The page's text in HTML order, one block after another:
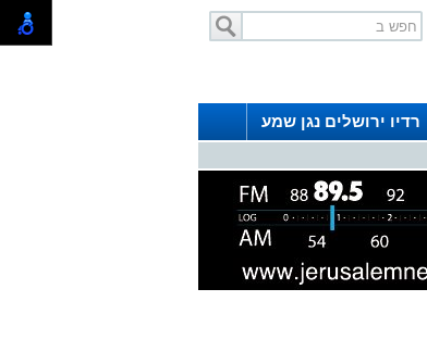
רדיו ירושלים נגן שמע